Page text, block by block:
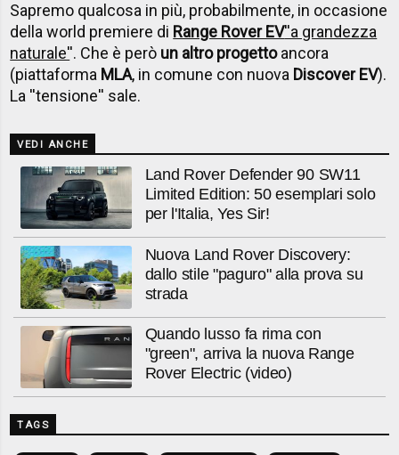
Sapremo qualcosa in più, probabilmente, in occasione
della world premiere di Range Rover EV''a grandezza
naturale''. Che è però un altro progettoancora
(piattaforma MLA, in comune con nuova Discover EV).
La ''tensione'' sale.
VEDI ANCHE
Land Rover Defender 90 SW11
Limited Edition: 50 esemplari solo
per l'Italia, Yes Sir!
Nuova Land Rover Discovery:
dallo stile "paguro" alla prova su
strada
Quando lusso fa rima con
"green", arriva la nuova Range
Rover Electric (video)
TAGS